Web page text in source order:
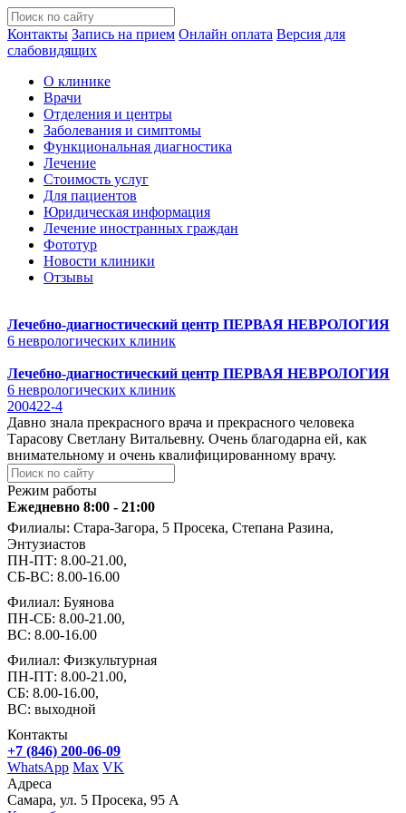
Контакты Запись на прием Онлайн оплата Версия для
слабовидящих
О клинике
Врачи
Отделения и центры
Заболевания и симптомы
Функциональная диагностика
Лечение
Стоимость услуг
Для пациентов
Юридическая информация
Лечение иностранных граждан
Фототур
Новости клиники
Отзывы
Лечебно-диагностический центр ПЕРВАЯ НЕВРОЛОГИЯ
6 неврологических клиник
Лечебно-диагностический центр ПЕРВАЯ НЕВРОЛОГИЯ
6 неврологических клиник
200422-4
Давно знала прекрасного врача и прекрасного человека
Тарасову Светлану Витальевну. Очень благодарна ей, как
внимательному и очень квалифицированному врачу.
Режим работы
Ежедневно 8:00 - 21:00
Филиалы: Стара-Загора, 5 Просека, Степана Разина,
Энтузиастов
ПН-ПТ: 8.00-21.00,
СБ-ВС: 8.00-16.00
Филиал: Буянова
ПН-СБ: 8.00-21.00,
ВС: 8.00-16.00
Филиал: Физкультурная
ПН-ПТ: 8.00-21.00,
СБ: 8.00-16.00,
ВС: выходной
Контакты
+7 (846) 200-06-09
WhatsApp Max VK
Адреса
Самара, ул. 5 Просека, 95 А